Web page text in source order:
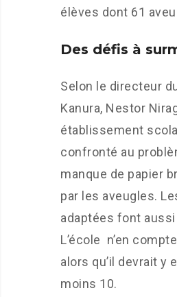
élèves dont 61
Des défis à
Selon le directeur
Kanura, Nestor
établissement
confronté au
manque de papier
par les aveugles.
adaptées font
L’école n’en
alors qu’il devrait y
moins 10.